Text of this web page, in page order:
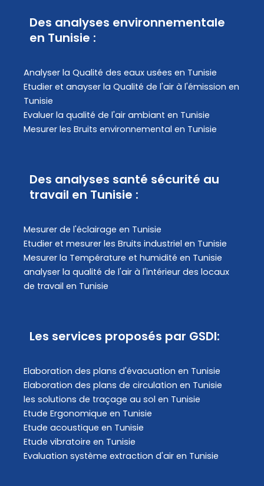
Des analyses environnementale
en Tunisie :
Analyser la Qualité des eaux usées en Tunisie
Etudier et anayser la Qualité de l'air à l'émission en
Tunisie
Evaluer la qualité de l'air ambiant en Tunisie
Mesurer les Bruits environnemental en Tunisie
Des analyses santé sécurité au
travail en Tunisie :
Mesurer de l'éclairage en Tunisie
Etudier et mesurer les Bruits industriel en Tunisie
Mesurer la Température et humidité en Tunisie
analyser la qualité de l'air à l'intérieur des locaux
de travail en Tunisie
Les services proposés par GSDI:
Elaboration des plans d'évacuation​ en Tunisie
Elaboration des plans de circulation en Tunisie
les solutions de traçage au sol en Tunisie
Etude Ergonomique en Tunisie
Etude acoustique en Tunisie
Etude vibratoire en Tunisie
Evaluation système extraction d'air en Tunisie